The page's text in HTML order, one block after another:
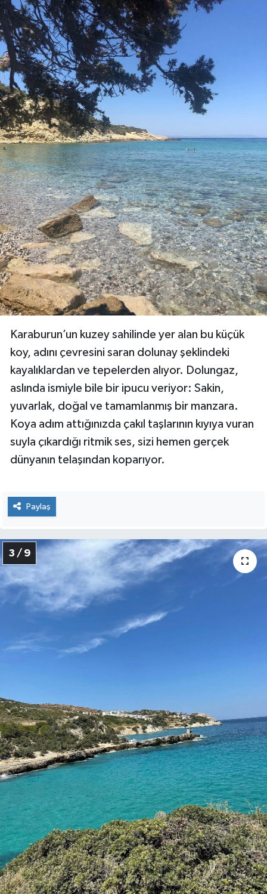
Karaburun’un kuzey sahilinde yer alan bu küçük
koy, adını çevresini saran dolunay şeklindeki
kayalıklardan ve tepelerden alıyor. Dolungaz,
aslında ismiyle bile bir ipucu veriyor: Sakin,
yuvarlak, doğal ve tamamlanmış bir manzara.
Koya adım attığınızda çakıl taşlarının kıyıya vuran
suyla çıkardığı ritmik ses, sizi hemen gerçek
dünyanın telaşından koparıyor.
Paylaş
3 / 9